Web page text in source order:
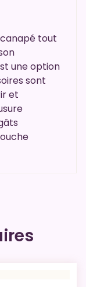
tout
une option
sont
et